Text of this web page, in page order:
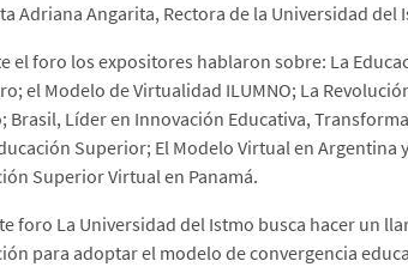
Adriana Angarita, Rectora de la Universidad del
el foro los expositores hablaron sobre: La
el Modelo de Virtualidad ILUMNO; La
Brasil, Líder en Innovación Educativa,
Superior; El Modelo Virtual en Argentina
Superior Virtual en Panamá.
foro La Universidad del Istmo busca hacer un
para adoptar el modelo de convergencia